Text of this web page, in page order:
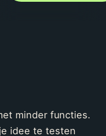
minder functies.
idee te testen